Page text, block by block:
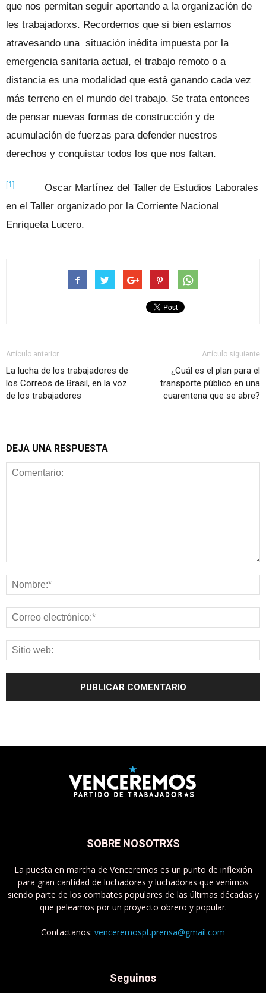
que nos permitan seguir aportando a la organización de
les trabajadorxs. Recordemos que si bien estamos
atravesando una situación inédita impuesta por la
emergencia sanitaria actual, el trabajo remoto o a
distancia es una modalidad que está ganando cada vez
más terreno en el mundo del trabajo. Se trata entonces
de pensar nuevas formas de construcción y de
acumulación de fuerzas para defender nuestros
derechos y conquistar todos los que nos faltan.
[1]
Oscar Martínez del Taller de Estudios Laborales
en el Taller organizado por la Corriente Nacional
Enriqueta Lucero.
Artículo anterior
La lucha de los trabajadores de
los Correos de Brasil, en la voz
de los trabajadores
Artículo siguiente
¿Cuál es el plan para el
transporte público en una
cuarentena que se abre?
DEJA UNA RESPUESTA
SOBRE NOSOTRXS
La puesta en marcha de Venceremos es un punto de inflexión
para gran cantidad de luchadores y luchadoras que venimos
siendo parte de los combates populares de las últimas décadas y
que peleamos por un proyecto obrero y popular.
Contactanos: venceremospt.prensa@gmail.com
Seguinos